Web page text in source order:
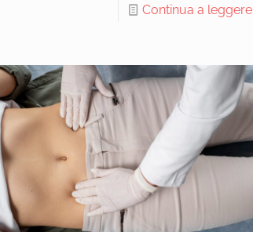
Continua a leggere